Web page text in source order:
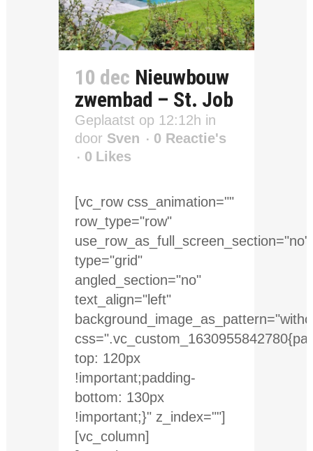
10 dec Nieuwbouw
zwembad – St. Job
Geplaatst op 12:12h in
door Sven
0 Reactie's
0 Likes
[vc_row css_animation=""
row_type="row"
use_row_as_full_screen_section="no"
type="grid"
angled_section="no"
text_align="left"
top: 120px
!important;padding-
bottom: 130px
!important;}" z_index=""]
[vc_column]